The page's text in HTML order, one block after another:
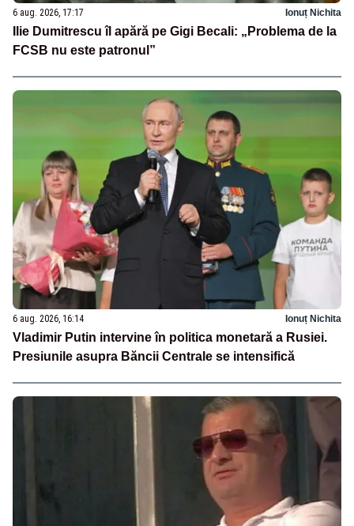
6 aug. 2026, 17:17 Ionuț Nichita
Ilie Dumitrescu îl apără pe Gigi Becali: „Problema de la
FCSB nu este patronul”
6 aug. 2026, 16:14 Ionuț Nichita
Vladimir Putin intervine în politica monetară a Rusiei.
Presiunile asupra Băncii Centrale se intensifică